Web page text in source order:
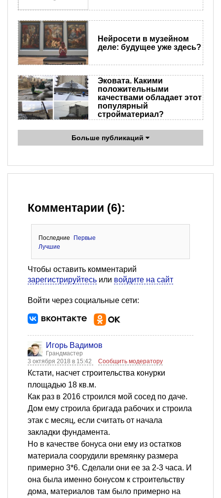
Нейросети в музейном
деле: будущее уже здесь?
Эковата. Какими
положительными
качествами обладает этот
популярный
стройматериал?
Больше публикаций
Комментарии (6):
Последние
Первые
Лучшие
Чтобы оставить комментарий
зарегистрируйтесь или войдите на сайт
Войти через социальные сети:
Игорь Вадимов
Грандмастер
3 октября 2018 в 15:42
Сообщить модератору
Кстати, насчет строительства конурки
площадью 18 кв.м.
Как раз в 2016 строился мой сосед по даче.
Дом ему строила бригада рабочих и строила
этак с месяц, если считать от начала
закладки фундамента.
Но в качестве бонуса они ему из остатков
материала соорудили времянку размера
примерно 3*6. Сделали они ее за 2-3 часа. И
она была именно бонусом к строительству
дома, материалов там было примерно на